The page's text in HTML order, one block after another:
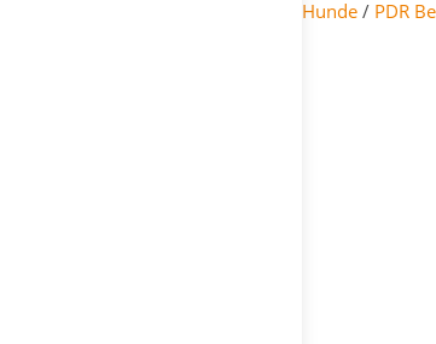
Hunde / PDR